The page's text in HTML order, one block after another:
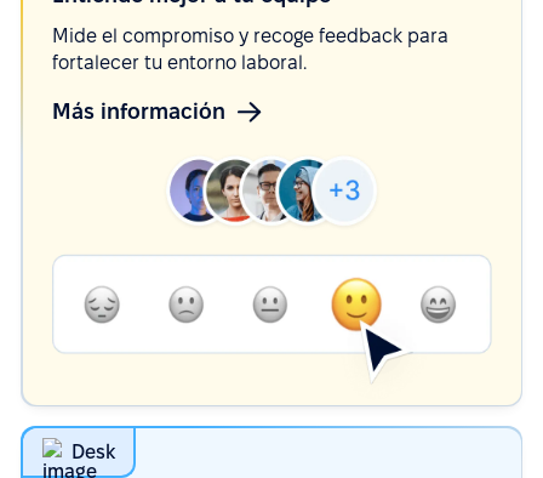
Mide el compromiso y recoge feedback para
fortalecer tu entorno laboral.
Más información
Desk